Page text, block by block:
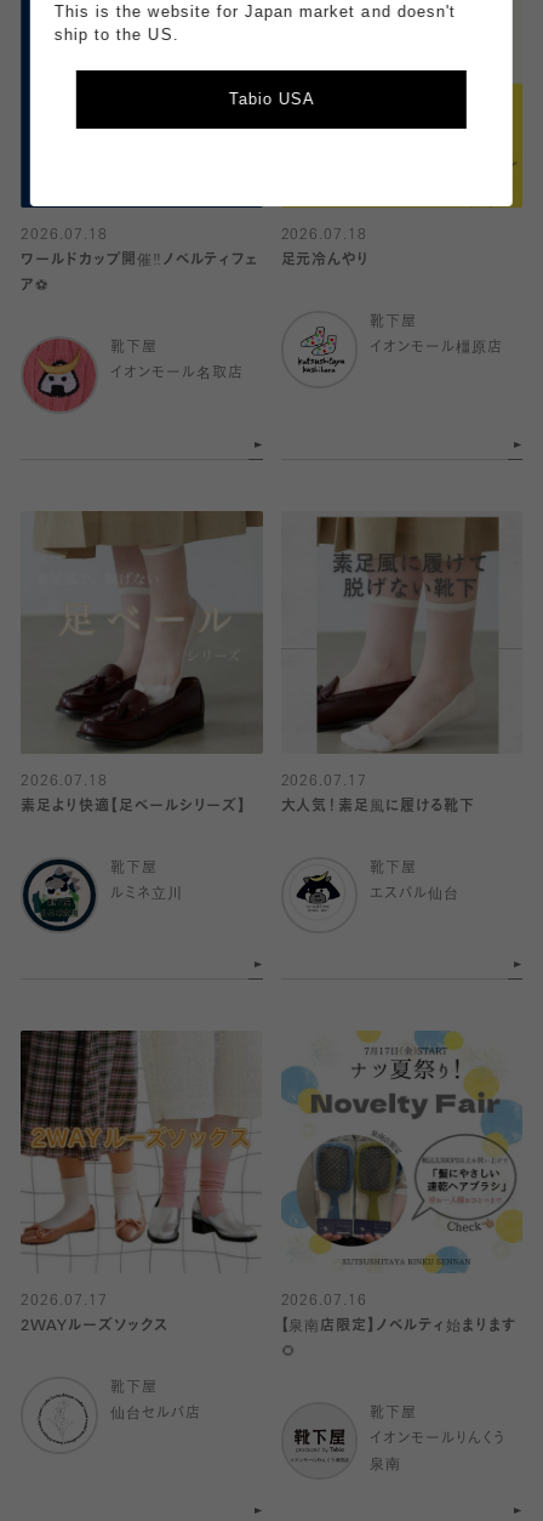
2026.07.18
ワールドカップ開催‼️ノベルティフェ
ア⚽️
靴下屋
イオンモール名取店
2026.07.18
足元冷んやり
靴下屋
イオンモール橿原店
2026.07.18
素足より快適【足ベールシリーズ】
靴下屋
ルミネ立川
2026.07.17
大人気！素足風に履ける靴下
靴下屋
エスパル仙台
2026.07.17
2WAYルーズソックス
靴下屋
仙台セルバ店
2026.07.16
【泉南店限定】ノベルティ始まります
🌻
靴下屋
イオンモールりんくう
泉南
This is the website for Japan market and doesn't
ship to the US.
Tabio USA